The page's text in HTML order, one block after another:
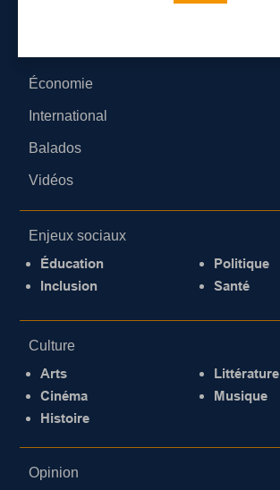
Économie
International
Balados
Vidéos
Enjeux sociaux
Éducation
Inclusion
Politique
Santé
Culture
Arts
Cinéma
Histoire
Littérature
Musique
Opinion